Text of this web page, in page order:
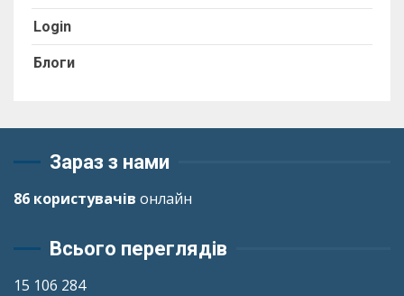
Login
Блоги
Зараз з нами
86 користувачів онлайн
Всього переглядів
15 106 284